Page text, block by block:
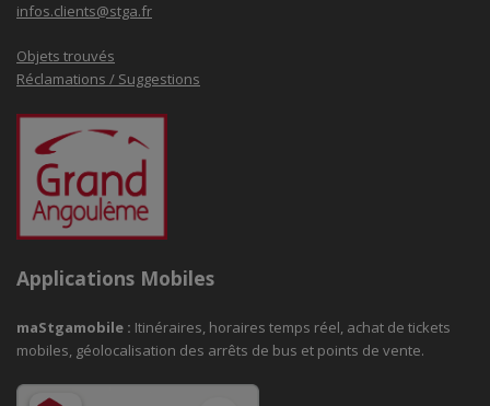
infos.clients@stga.fr
Objets trouvés
Réclamations / Suggestions
Applications Mobiles
maStgamobile : Itinéraires, horaires temps réel, achat de tickets
mobiles, géolocalisation des arrêts de bus et points de vente.